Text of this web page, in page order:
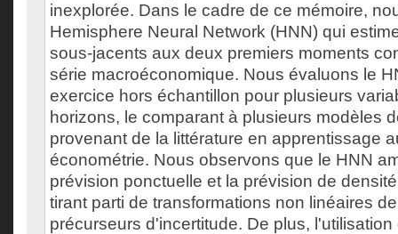
inexplorée. Dans le cadre de ce mémoire,
Hemisphere Neural Network (HNN) qui
sous-jacents aux deux premiers moments
série macroéconomique. Nous évaluons le
exercice hors échantillon pour plusieurs
horizons, le comparant à plusieurs modèles
provenant de la littérature en apprentissage
économétrie. Nous observons que le HNN
prévision ponctuelle et la prévision de
tirant parti de transformations non linéaires
précurseurs d'incertitude. De plus,